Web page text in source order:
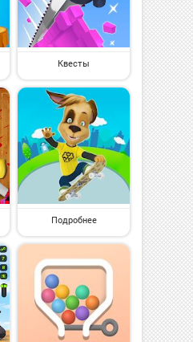
Квесты
Подробнее